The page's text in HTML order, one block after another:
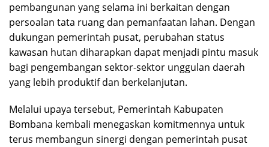
pembangunan yang selama ini berkaitan dengan
persoalan tata ruang dan pemanfaatan lahan. Dengan
dukungan pemerintah pusat, perubahan status
kawasan hutan diharapkan dapat menjadi pintu masuk
bagi pengembangan sektor-sektor unggulan daerah
yang lebih produktif dan berkelanjutan.
Melalui upaya tersebut, Pemerintah Kabupaten
Bombana kembali menegaskan komitmennya untuk
terus membangun sinergi dengan pemerintah pusat